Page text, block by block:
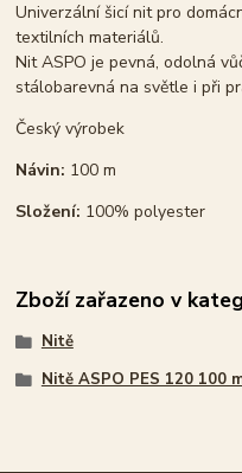
Univerzální šicí nit pro
textilních materiálů.
Nit ASPO je pevná, odolná
stálobarevná na světle i při
Český výrobek
Návin: 100 m
Složení: 100% polyester
Zboží zařazeno v
Nitě
Nitě ASPO PES 120 100